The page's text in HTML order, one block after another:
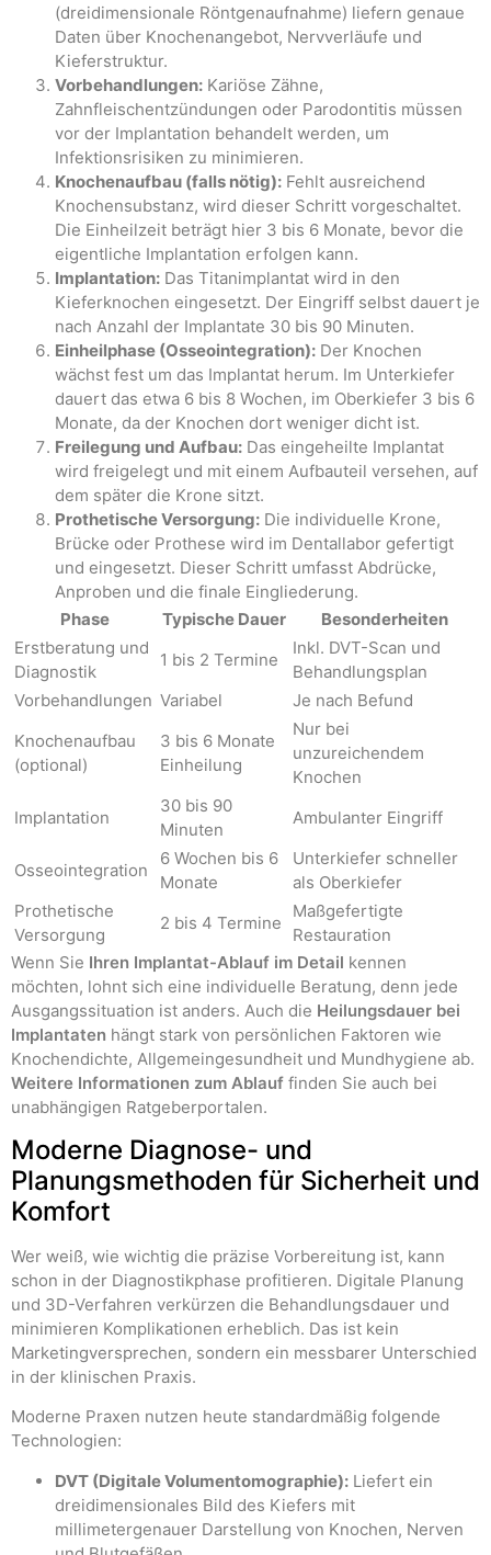
(dreidimensionale Röntgenaufnahme) liefern genaue
Daten über Knochenangebot, Nervverläufe und
Kieferstruktur.
Vorbehandlungen: Kariöse Zähne,
Zahnfleischentzündungen oder Parodontitis müssen
vor der Implantation behandelt werden, um
Infektionsrisiken zu minimieren.
Knochenaufbau (falls nötig): Fehlt ausreichend
Knochensubstanz, wird dieser Schritt vorgeschaltet.
Die Einheilzeit beträgt hier 3 bis 6 Monate, bevor die
eigentliche Implantation erfolgen kann.
Implantation: Das Titanimplantat wird in den
Kieferknochen eingesetzt. Der Eingriff selbst dauert je
nach Anzahl der Implantate 30 bis 90 Minuten.
Einheilphase (Osseointegration): Der Knochen
wächst fest um das Implantat herum. Im Unterkiefer
dauert das etwa 6 bis 8 Wochen, im Oberkiefer 3 bis 6
Monate, da der Knochen dort weniger dicht ist.
Freilegung und Aufbau: Das eingeheilte Implantat
wird freigelegt und mit einem Aufbauteil versehen, auf
dem später die Krone sitzt.
Prothetische Versorgung: Die individuelle Krone,
Brücke oder Prothese wird im Dentallabor gefertigt
und eingesetzt. Dieser Schritt umfasst Abdrücke,
Anproben und die finale Eingliederung.
Phase
Typische Dauer
Besonderheiten
Erstberatung und
Diagnostik
1 bis 2 Termine
Inkl. DVT-Scan und
Behandlungsplan
Vorbehandlungen Variabel
Je nach Befund
Knochenaufbau
(optional)
3 bis 6 Monate
Einheilung
Nur bei
unzureichendem
Knochen
Implantation
30 bis 90
Minuten
Ambulanter Eingriff
Osseointegration
6 Wochen bis 6
Monate
Unterkiefer schneller
als Oberkiefer
Prothetische
Versorgung
2 bis 4 Termine
Maßgefertigte
Restauration
Wenn Sie Ihren Implantat-Ablauf im Detail kennen
möchten, lohnt sich eine individuelle Beratung, denn jede
Ausgangssituation ist anders. Auch die Heilungsdauer bei
Implantaten hängt stark von persönlichen Faktoren wie
Knochendichte, Allgemeingesundheit und Mundhygiene ab.
Weitere Informationen zum Ablauf finden Sie auch bei
unabhängigen Ratgeberportalen.
Moderne Diagnose- und
Planungsmethoden für Sicherheit und
Komfort
Wer weiß, wie wichtig die präzise Vorbereitung ist, kann
schon in der Diagnostikphase profitieren. Digitale Planung
und 3D-Verfahren verkürzen die Behandlungsdauer und
minimieren Komplikationen erheblich. Das ist kein
Marketingversprechen, sondern ein messbarer Unterschied
in der klinischen Praxis.
Moderne Praxen nutzen heute standardmäßig folgende
Technologien:
DVT (Digitale Volumentomographie): Liefert ein
dreidimensionales Bild des Kiefers mit
millimetergenauer Darstellung von Knochen, Nerven